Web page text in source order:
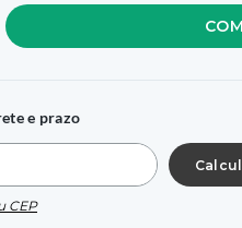
A:52L:88C:188
Casal
52L:138C:188
e prazo
CEP